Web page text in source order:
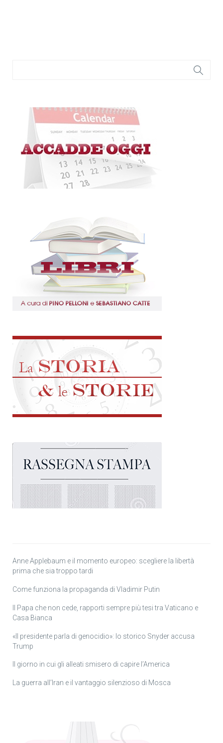
Anne Applebaum e il momento europeo: scegliere la libertà
prima che sia troppo tardi
Come funziona la propaganda di Vladimir Putin
Il Papa che non cede, rapporti sempre più tesi tra Vaticano e
Casa Bianca
«Il presidente parla di genocidio»: lo storico Snyder accusa
Trump
Il giorno in cui gli alleati smisero di capire l’America
La guerra all’Iran e il vantaggio silenzioso di Mosca